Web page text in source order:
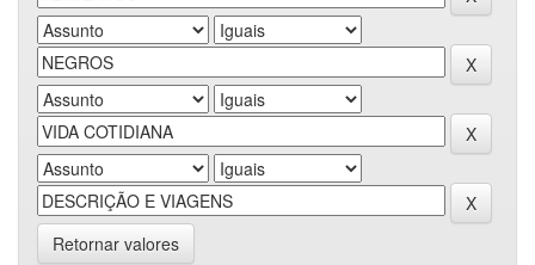
Retornar valores